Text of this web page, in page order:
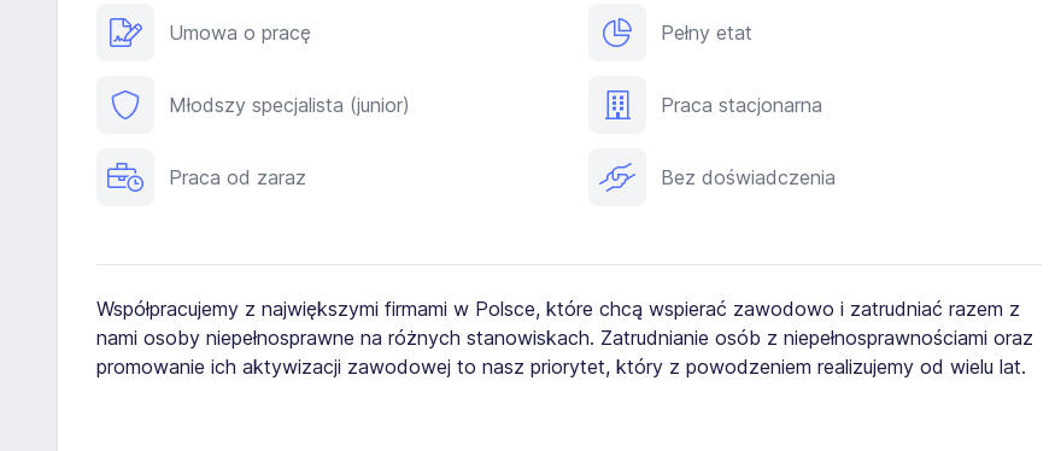
Umowa o pracę Pełny etat
Młodszy specjalista (junior) Praca stacjonarna
Praca od zaraz Bez doświadczenia
Współpracujemy z największymi firmami w Polsce, które chcą wspierać zawodowo i zatrudniać razem z
nami osoby niepełnosprawne na różnych stanowiskach. Zatrudnianie osób z niepełnosprawnościami oraz
promowanie ich aktywizacji zawodowej to nasz priorytet, który z powodzeniem realizujemy od wielu lat.